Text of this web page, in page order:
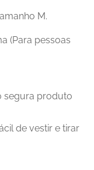
M.
(Para pessoas
segura produto
de vestir e tirar